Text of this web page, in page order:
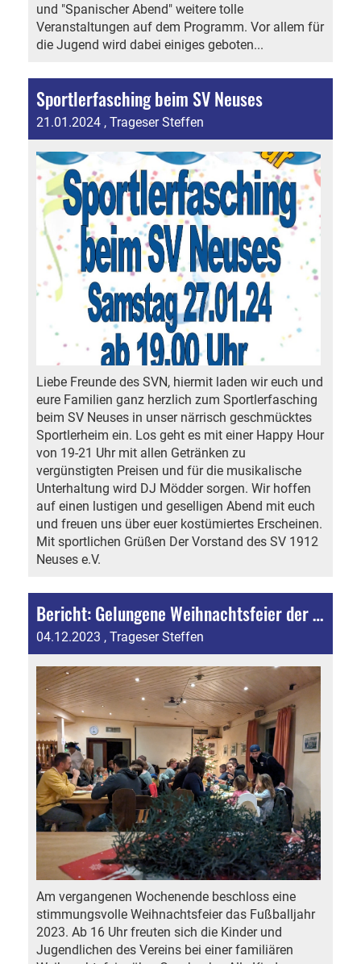
und "Spanischer Abend" weitere tolle
Veranstaltungen auf dem Programm. Vor allem für
die Jugend wird dabei einiges geboten...
Sportlerfasching beim SV Neuses
21.01.2024 , Trageser Steffen
Liebe Freunde des SVN, hiermit laden wir euch und
eure Familien ganz herzlich zum Sportlerfasching
beim SV Neuses in unser närrisch geschmücktes
Sportlerheim ein. Los geht es mit einer Happy Hour
von 19-21 Uhr mit allen Getränken zu
vergünstigten Preisen und für die musikalische
Unterhaltung wird DJ Mödder sorgen. Wir hoffen
auf einen lustigen und geselligen Abend mit euch
und freuen uns über euer kostümiertes Erscheinen.
Mit sportlichen Grüßen Der Vorstand des SV 1912
Neuses e.V.
Bericht: Gelungene Weihnachtsfeier der Jugend- und Seniorenabteilung
04.12.2023 , Trageser Steffen
Am vergangenen Wochenende beschloss eine
stimmungsvolle Weihnachtsfeier das Fußballjahr
2023. Ab 16 Uhr freuten sich die Kinder und
Jugendlichen des Vereins bei einer familiären